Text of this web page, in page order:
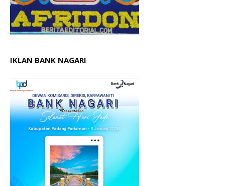
IKLAN BANK NAGARI